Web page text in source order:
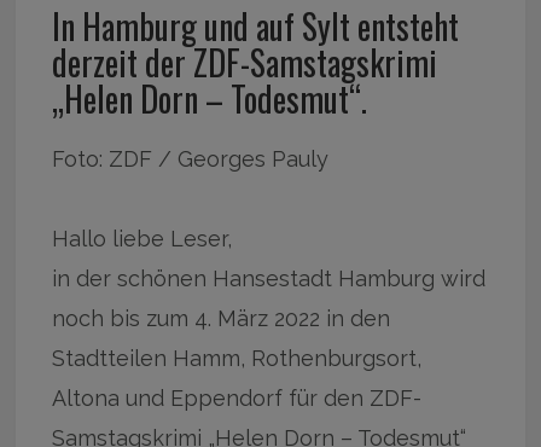
In Hamburg und auf Sylt entsteht
derzeit der ZDF-Samstagskrimi
„Helen Dorn – Todesmut“.
Foto: ZDF / Georges Pauly
Hallo liebe Leser,
in der schönen Hansestadt Hamburg wird
noch bis zum 4. März 2022 in den
Stadtteilen Hamm, Rothenburgsort,
Altona und Eppendorf für den ZDF-
Samstagskrimi „Helen Dorn – Todesmut“